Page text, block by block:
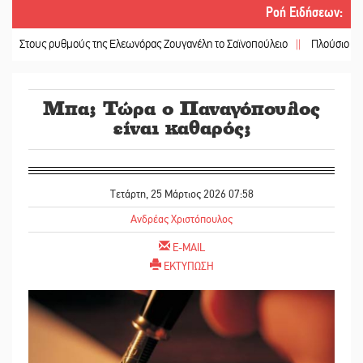
Ροή Ειδήσεων:
της Ελεωνόρας Ζουγανέλη το Σαϊνοπούλειο || Πλούσιο
Μπα; Τώρα ο Παναγόπουλος
είναι καθαρός;
Τετάρτη, 25 Μάρτιος 2026 07:58
Ανδρέας Χριστόπουλος
E-MAIL
ΕΚΤΥΠΩΣΗ